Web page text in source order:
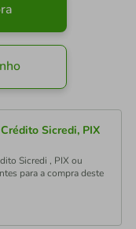
Sicredi, PIX
Sicredi , PIX ou
para a compra deste